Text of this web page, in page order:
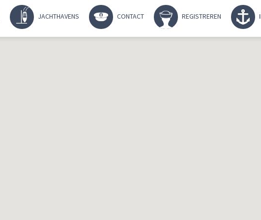
JACHTHAVENS CONTACT REGISTREREN